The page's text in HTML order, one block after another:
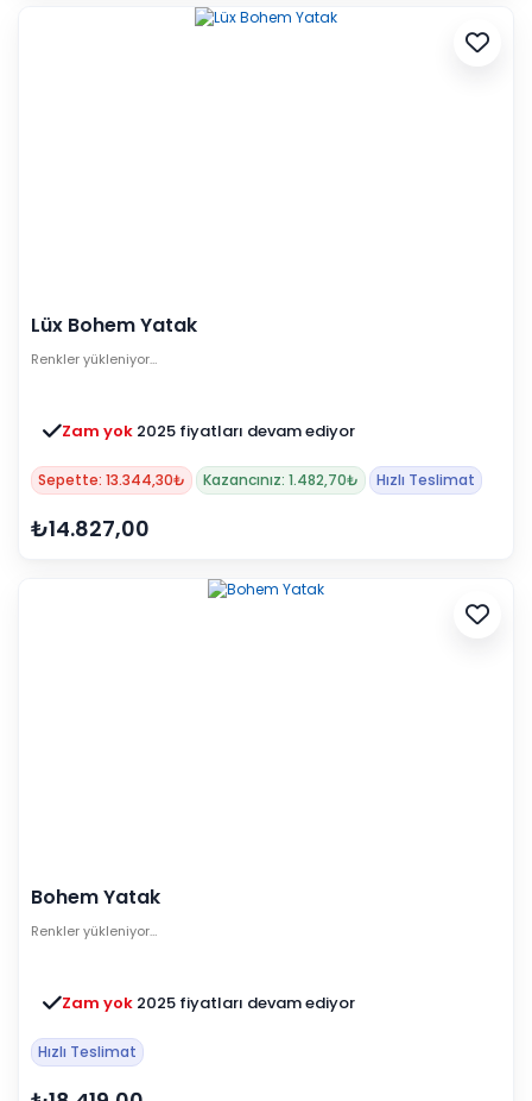
Lüx Bohem Yatak
Renkler yükleniyor…
Zam yok 2025 fiyatları devam ediyor
Sepette: 13.344,30₺ Kazancınız: 1.482,70₺ Hızlı Teslimat
₺14.827,00
Bohem Yatak
Renkler yükleniyor…
Zam yok 2025 fiyatları devam ediyor
Hızlı Teslimat